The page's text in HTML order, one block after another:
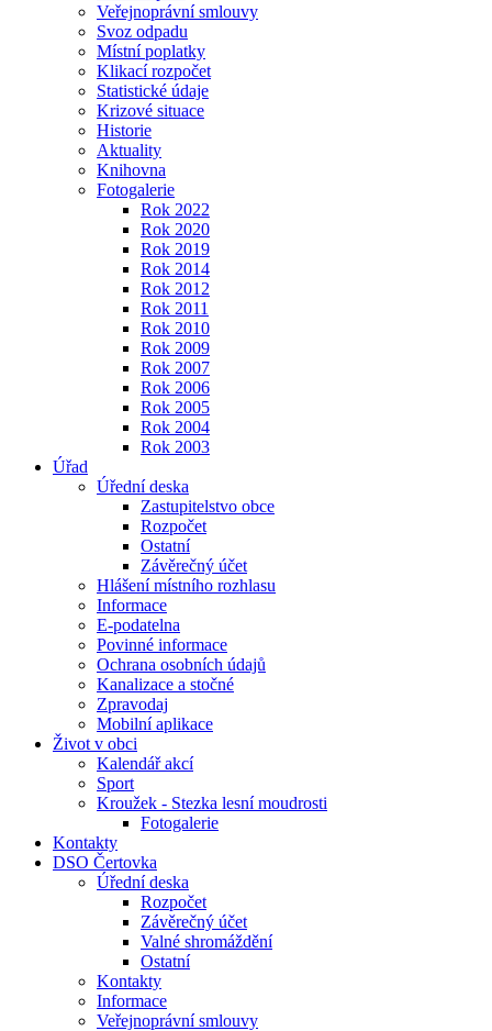
Veřejnoprávní smlouvy
Svoz odpadu
Místní poplatky
Klikací rozpočet
Statistické údaje
Krizové situace
Historie
Aktuality
Knihovna
Fotogalerie
Rok 2022
Rok 2020
Rok 2019
Rok 2014
Rok 2012
Rok 2011
Rok 2010
Rok 2009
Rok 2007
Rok 2006
Rok 2005
Rok 2004
Rok 2003
Úřad
Úřední deska
Zastupitelstvo obce
Rozpočet
Ostatní
Závěrečný účet
Hlášení místního rozhlasu
Informace
E-podatelna
Povinné informace
Ochrana osobních údajů
Kanalizace a stočné
Zpravodaj
Mobilní aplikace
Život v obci
Kalendář akcí
Sport
Kroužek - Stezka lesní moudrosti
Fotogalerie
Kontakty
DSO Čertovka
Úřední deska
Rozpočet
Závěrečný účet
Valné shromáždění
Ostatní
Kontakty
Informace
Veřejnoprávní smlouvy